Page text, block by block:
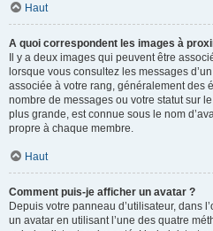
Haut
A quoi correspondent les images à
Il y a deux images qui peuvent être
lorsque vous consultez les messages
associée à votre rang, généralement des
nombre de messages ou votre statut sur
plus grande, est connue sous le nom
propre à chaque membre.
Haut
Comment puis-je afficher un avatar ?
Depuis votre panneau d’utilisateur, dans
un avatar en utilisant l’une des quatre